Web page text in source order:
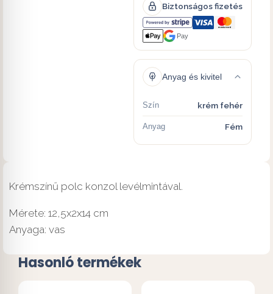
Biztonságos fizetés
Pay
Anyag és kivitel
Szín krém fehér
Anyag Fém
Krémszínű polc konzol levélmintával.
Mérete: 12,5x2x14 cm
Anyaga: vas
Hasonló termékek